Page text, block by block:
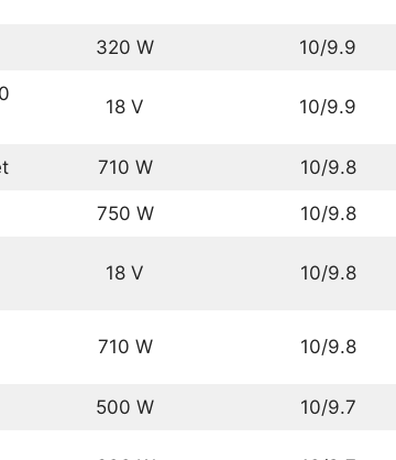
320 W 10/9.9
18 V 10/9.9
710 W 10/9.8
750 W 10/9.8
18 V 10/9.8
710 W 10/9.8
500 W 10/9.7